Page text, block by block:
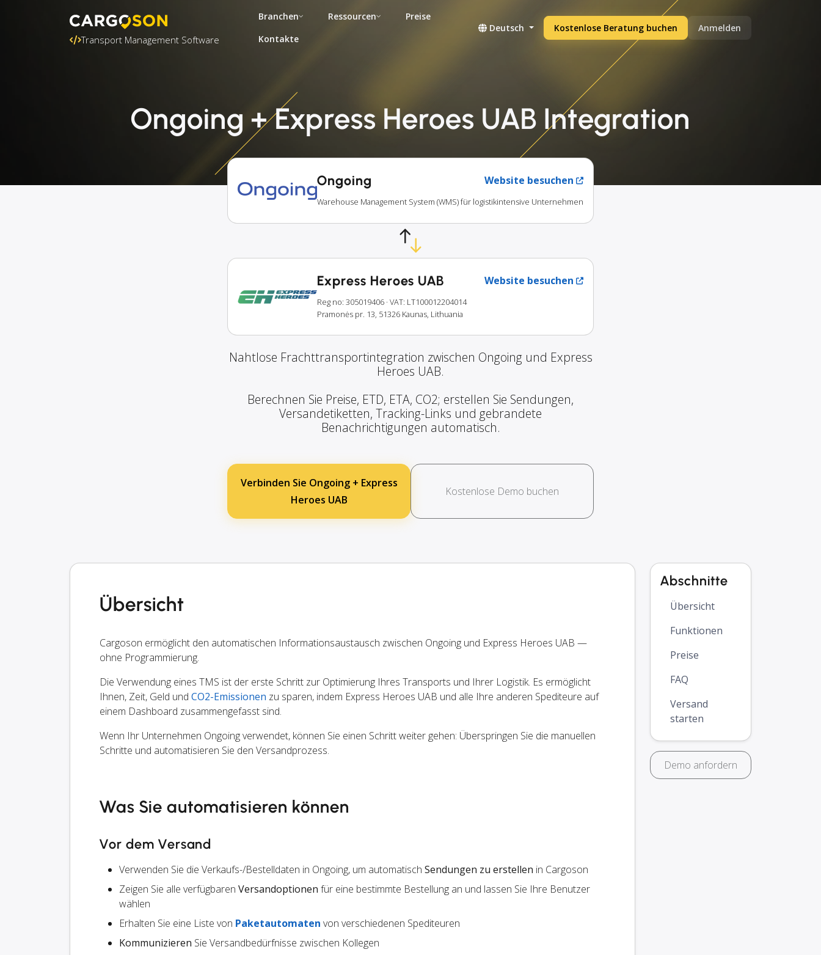
Transport Management Software
Branchen Ressourcen
Preise
Kontakte
Deutsch Kostenlose Beratung buchen Anmelden
Ongoing + Express Heroes UAB Integration
Ongoing Website besuchen
Warehouse Management System (WMS) für logistikintensive Unternehmen
Express Heroes UAB Website besuchen
Reg no: 305019406 · VAT: LT100012204014
Pramonės pr. 13, 51326 Kaunas, Lithuania
Nahtlose Frachttransportintegration zwischen Ongoing und Express
Heroes UAB.
Berechnen Sie Preise, ETD, ETA, CO2; erstellen Sie Sendungen,
Versandetiketten, Tracking-Links und gebrandete
Benachrichtigungen automatisch.
Verbinden Sie Ongoing + Express
Heroes UAB
Kostenlose Demo buchen
Übersicht
Cargoson ermöglicht den automatischen Informationsaustausch zwischen Ongoing und Express Heroes UAB —
ohne Programmierung.
Die Verwendung eines TMS ist der erste Schritt zur Optimierung Ihres Transports und Ihrer Logistik. Es ermöglicht
Ihnen, Zeit, Geld und CO2-Emissionen zu sparen, indem Express Heroes UAB und alle Ihre anderen Spediteure auf
einem Dashboard zusammengefasst sind.
Wenn Ihr Unternehmen Ongoing verwendet, können Sie einen Schritt weiter gehen: Überspringen Sie die manuellen
Schritte und automatisieren Sie den Versandprozess.
Was Sie automatisieren können
Vor dem Versand
Verwenden Sie die Verkaufs-/Bestelldaten in Ongoing, um automatisch Sendungen zu erstellen in Cargoson
Zeigen Sie alle verfügbaren Versandoptionen für eine bestimmte Bestellung an und lassen Sie Ihre Benutzer
wählen
Erhalten Sie eine Liste von Paketautomaten von verschiedenen Spediteuren
Kommunizieren Sie Versandbedürfnisse zwischen Kollegen
Abschnitte
Übersicht
Funktionen
Preise
FAQ
Versand
starten
Demo anfordern